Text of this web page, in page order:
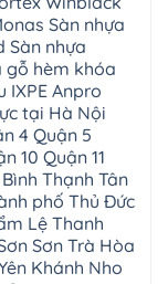
Sàn nhựa
Sàn nhựa
gỗ hèm khóa
Anpro
tại Hà Nội
4 Quận 5
10 Quận 11
Thạnh Tân
phố Thủ Đức
Lệ Thanh
Sơn Trà Hòa
Khánh Nho